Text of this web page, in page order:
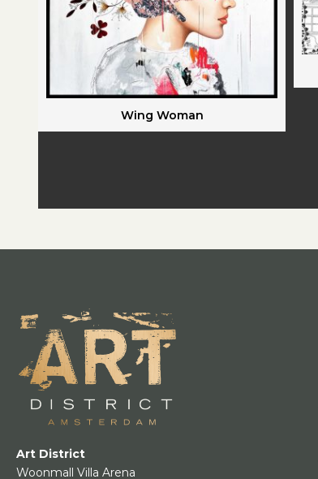
Wing Woman
Art District
Woonmall Villa Arena